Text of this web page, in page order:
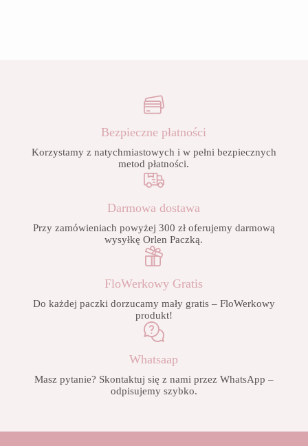
Bezpieczne płatności
Korzystamy z natychmiastowych i w pełni bezpiecznych
metod płatności.
Darmowa dostawa
Przy zamówieniach powyżej 300 zł oferujemy darmową
wysyłkę Orlen Paczką.
FloWerkowy Gratis
Do każdej paczki dorzucamy mały gratis – FloWerkowy
produkt!
Whatsaap
Masz pytanie? Skontaktuj się z nami przez WhatsApp –
odpisujemy szybko.